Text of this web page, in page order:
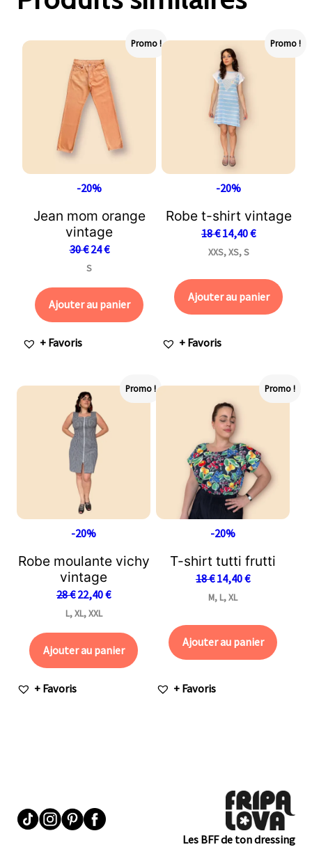
Promo !
-20%
Jean mom orange
vintage
30€ 24€
S
Ajouter au panier
+ Favoris
Promo !
-20%
Robe t-shirt vintage
18€ 14,40€
XXS, XS, S
Ajouter au panier
+ Favoris
Promo !
-20%
Robe moulante vichy
vintage
28€ 22,40€
L, XL, XXL
Ajouter au panier
+ Favoris
Promo !
-20%
T-shirt tutti frutti
18€ 14,40€
M, L, XL
Ajouter au panier
+ Favoris
Les BFF de ton dressing